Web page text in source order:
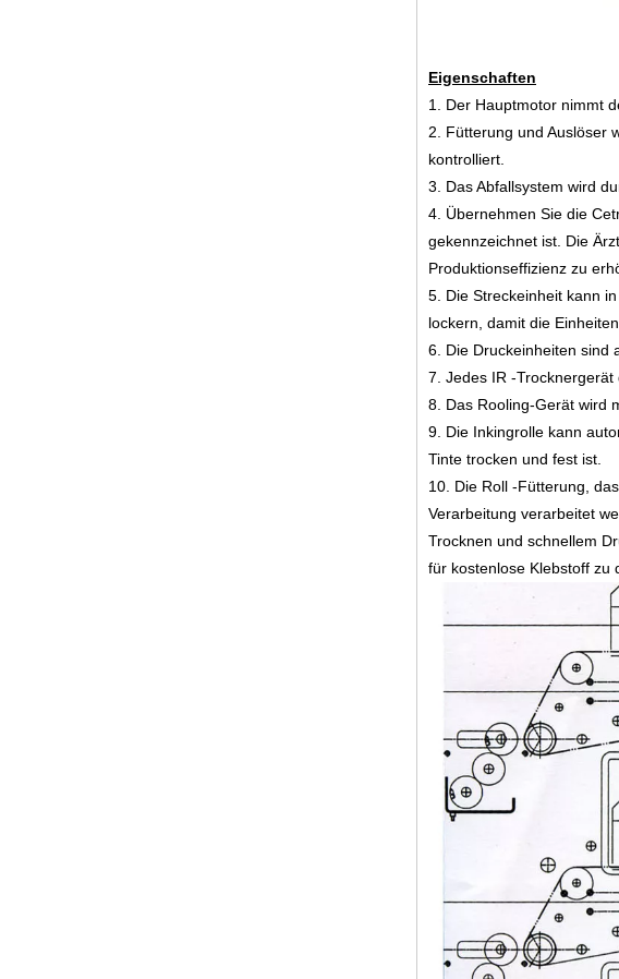
Eigenschaften
1. Der Hauptmotor nimmt
2. Fütterung und Auslöser
kontrolliert.
3. Das Abfallsystem wird
4. Übernehmen Sie die
gekennzeichnet ist. Die
Produktionseffizienz zu
5. Die Streckeinheit kann
lockern, damit die
6. Die Druckeinheiten sind
7. Jedes IR -Trocknergerät
8. Das Rooling-Gerät wird
9. Die Inkingrolle kann
Tinte trocken und fest ist.
10. Die Roll -Fütterung,
Verarbeitung verarbeitet
Trocknen und schnellem
für kostenlose Klebstoff zu